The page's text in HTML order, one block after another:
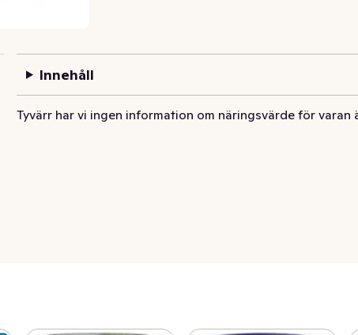
Innehåll
Tyvärr har vi ingen information om näringsvärde för varan